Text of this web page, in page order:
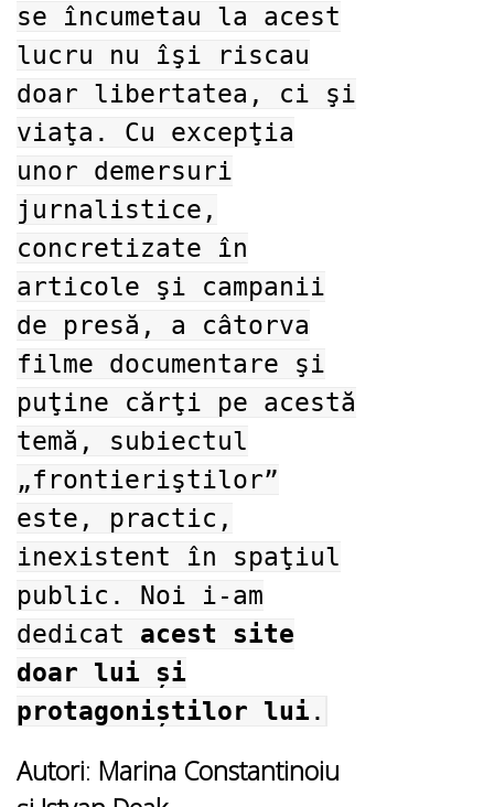
se încumetau la acest
lucru nu îşi riscau
doar libertatea, ci şi
viaţa. Cu excepţia
unor demersuri
jurnalistice,
concretizate în
articole şi campanii
de presă, a câtorva
filme documentare şi
puţine cărţi pe acestă
temă, subiectul
„frontieriştilor”
este, practic,
inexistent în spaţiul
public. Noi i-am
dedicat acest site
doar lui și
protagoniștilor lui .
Autori: Marina Constantinoiu